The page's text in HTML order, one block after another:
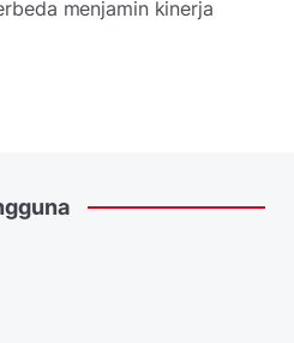
menjamin kinerja